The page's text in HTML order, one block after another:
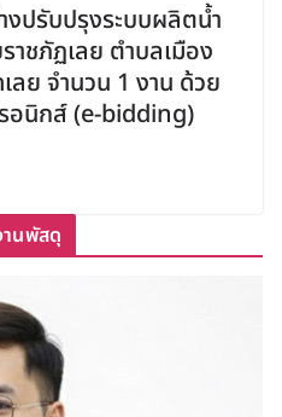
งปรับปรุงระบบผลิตน้ำ
าชภัฏเลย ตำบลเมือง
ลย จำนวน 1 งาน ด้วย
อนิกส์ (e-bidding)
นพัสดุ